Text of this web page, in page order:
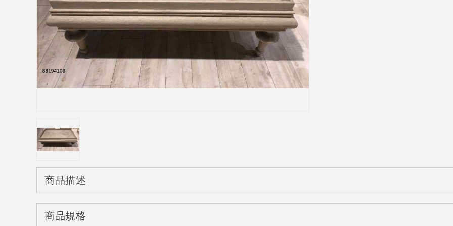
商品描述
商品規格